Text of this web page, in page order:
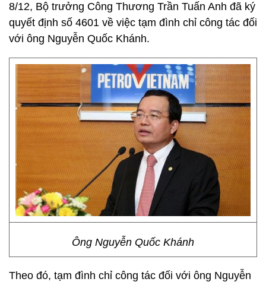
8/12, Bộ trưởng Công Thương Trần Tuấn Anh đã ký
quyết định số 4601 về việc tạm đình chỉ công tác đối
với ông Nguyễn Quốc Khánh.
Ông Nguyễn Quốc Khánh
Theo đó, tạm đình chỉ công tác đối với ông Nguyễn